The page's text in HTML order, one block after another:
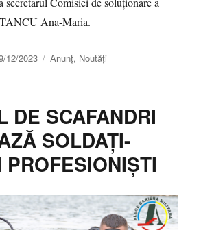
Ana-Maria.
12/2023 Categorii
Anunț, Noutăți
DE SCAFANDRI
SOLDAȚI-
PROFESIONIȘTI